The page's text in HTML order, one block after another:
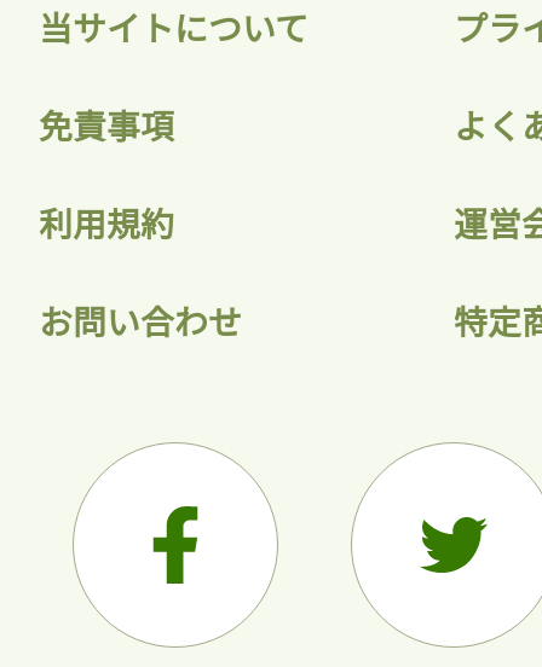
当サイトについて プラ
免責事項 よく
利用規約 運営
お問い合わせ 特定